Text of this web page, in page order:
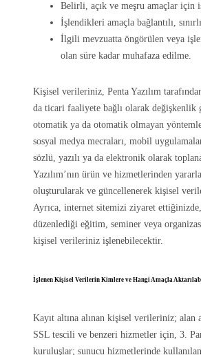
Belirli, açık ve meşru amaçlar için
İşlendikleri amaçla bağlantılı,
İlgili mevzuatta öngörülen veya
olan süre kadar muhafaza edilme.
Kişisel verileriniz, Penta Yazılım
da ticari faaliyete bağlı olarak değişkenlik
otomatik ya da otomatik olmayan
sosyal medya mecraları, mobil
sözlü, yazılı ya da elektronik olarak
Yazılım’nın ürün ve hizmetlerinden
oluşturularak ve güncellenerek kişisel
Ayrıca, internet sitemizi ziyaret ettiğinizde,
düzenlediği eğitim, seminer veya
kişisel verileriniz işlenebilecektir.
İşlenen Kişisel Verilerin Kimlere ve Hangi Amaçla
Kayıt altına alınan kişisel verileriniz; alan
SSL tescili ve benzeri hizmetler için, 3.
kuruluşlar; sunucu hizmetlerinde